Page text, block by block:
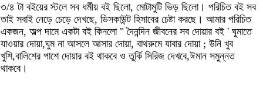
৩/৪ টা বইয়ের স্টলে সব ধর্মীয় বই ছিলো, মোটামুটি ভিড় ছিলো। পরিচিত বই সব
তাই সবাই নেড়ে চেড়ে দেখছে, ডিসকাউন্ট হিসাবের চেষ্টা করছে। আমার পরিচিত
একজন, অল্প দামে একটা বই কিনলো " দৈনন্দিন জীবনের সব দোয়ার বই ' ঘুমাতে
যাওয়ার দোয়া,ঘুম না আসলে আসার দোয়া, বাথরুমে যাবার দোয়া ; উনি খুব
খুশি,বালিশের পাশে দোয়ার বই থাকবে ও তুর্কি সিরিজ দেখবে,ঈমান সমুন্নত
থাকবে।